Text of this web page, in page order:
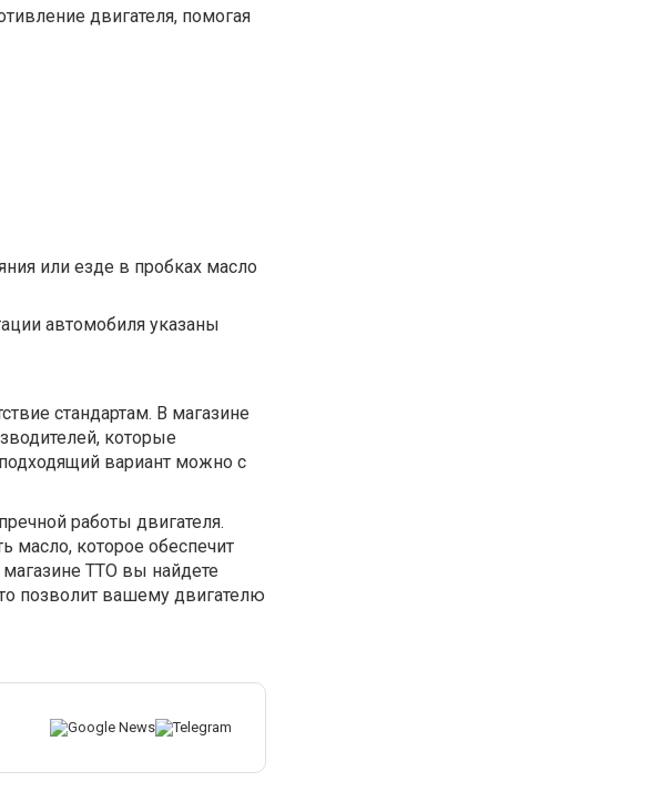
двигателя, помогая
или езде в пробках масло
автомобиля указаны
стандартам. В магазине
которые
вариант можно с
работы двигателя.
масло, которое обеспечит
TTO вы найдете
позволит вашему двигателю